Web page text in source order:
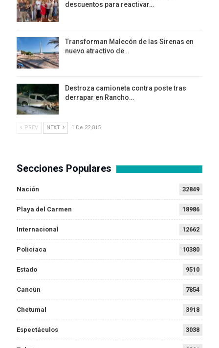
descuentos para reactivar…
Transforman Malecón de las Sirenas en
nuevo atractivo de…
Destroza camioneta contra poste tras
derrapar en Rancho…
PREV NEXT 1 De 22,815
Secciones Populares
Nación 32849
Playa del Carmen 18986
Internacional 12662
Policiaca 10380
Estado 9510
Cancún 7854
Chetumal 3918
Espectáculos 3038